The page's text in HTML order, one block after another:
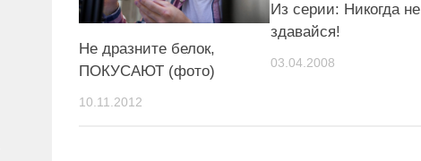
Не дразните белок,
ПОКУСАЮТ (фото)
10.11.2012
Из серии: Никогда не
здавайся!
03.04.2008